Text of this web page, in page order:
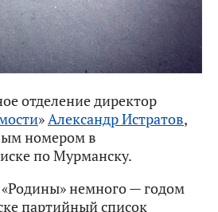
отделение директор
»Александр Истратов,
номером в
по Мурманску.
немного — годом
партийный список